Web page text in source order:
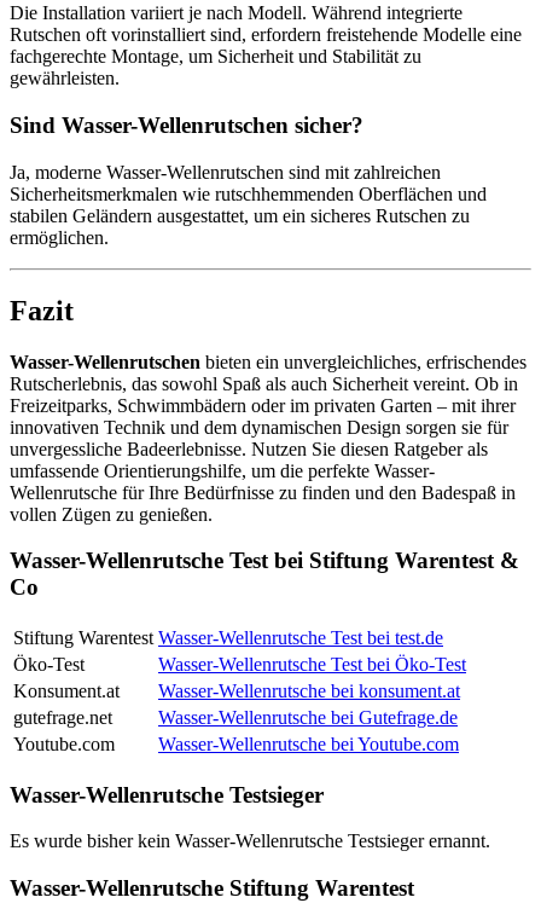
Die Installation variiert je nach Modell. Während integrierte
Rutschen oft vorinstalliert sind, erfordern freistehende Modelle eine
fachgerechte Montage, um Sicherheit und Stabilität zu
gewährleisten.
Sind Wasser-Wellenrutschen sicher?
Ja, moderne Wasser-Wellenrutschen sind mit zahlreichen
Sicherheitsmerkmalen wie rutschhemmenden Oberflächen und
stabilen Geländern ausgestattet, um ein sicheres Rutschen zu
ermöglichen.
Fazit
Wasser-Wellenrutschen bieten ein unvergleichliches, erfrischendes
Rutscherlebnis, das sowohl Spaß als auch Sicherheit vereint. Ob in
Freizeitparks, Schwimmbädern oder im privaten Garten – mit ihrer
innovativen Technik und dem dynamischen Design sorgen sie für
unvergessliche Badeerlebnisse. Nutzen Sie diesen Ratgeber als
umfassende Orientierungshilfe, um die perfekte Wasser-
Wellenrutsche für Ihre Bedürfnisse zu finden und den Badespaß in
vollen Zügen zu genießen.
Wasser-Wellenrutsche Test bei Stiftung Warentest &
Co
Stiftung Warentest Wasser-Wellenrutsche Test bei test.de
Öko-Test
Wasser-Wellenrutsche Test bei Öko-Test
Konsument.at
Wasser-Wellenrutsche bei konsument.at
gutefrage.net
Wasser-Wellenrutsche bei Gutefrage.de
Youtube.com
Wasser-Wellenrutsche bei Youtube.com
Wasser-Wellenrutsche Testsieger
Es wurde bisher kein Wasser-Wellenrutsche Testsieger ernannt.
Wasser-Wellenrutsche Stiftung Warentest